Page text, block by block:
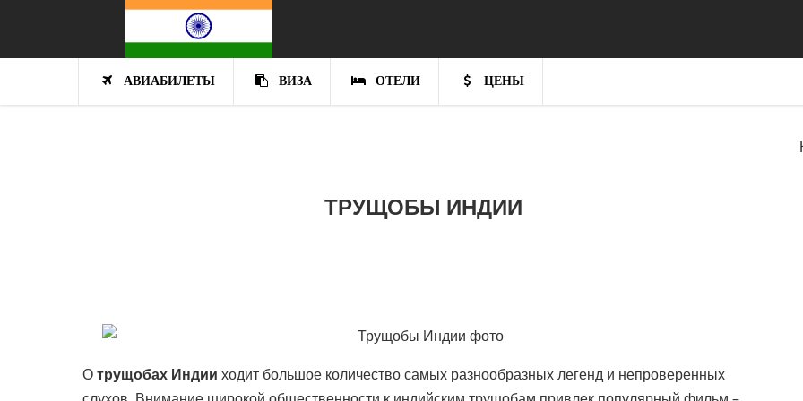
Перейти к основному содержанию
АВИАБИЛЕТЫ ВИЗА ОТЕЛИ ЦЕНЫ
ТРУЩОБЫ ИНДИИ
Отрущобах Индии ходит большое количество самых разнообразных легенд и непроверенных